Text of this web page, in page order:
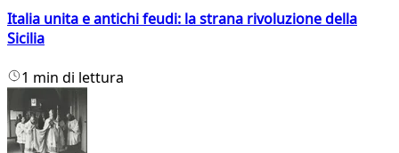
Italia unita e antichi feudi: la strana rivoluzione della
Sicilia
1 min di lettura